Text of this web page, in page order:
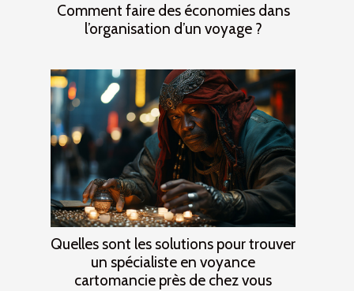
Comment faire des économies dans
l’organisation d’un voyage ?
Quelles sont les solutions pour trouver
un spécialiste en voyance
cartomancie près de chez vous